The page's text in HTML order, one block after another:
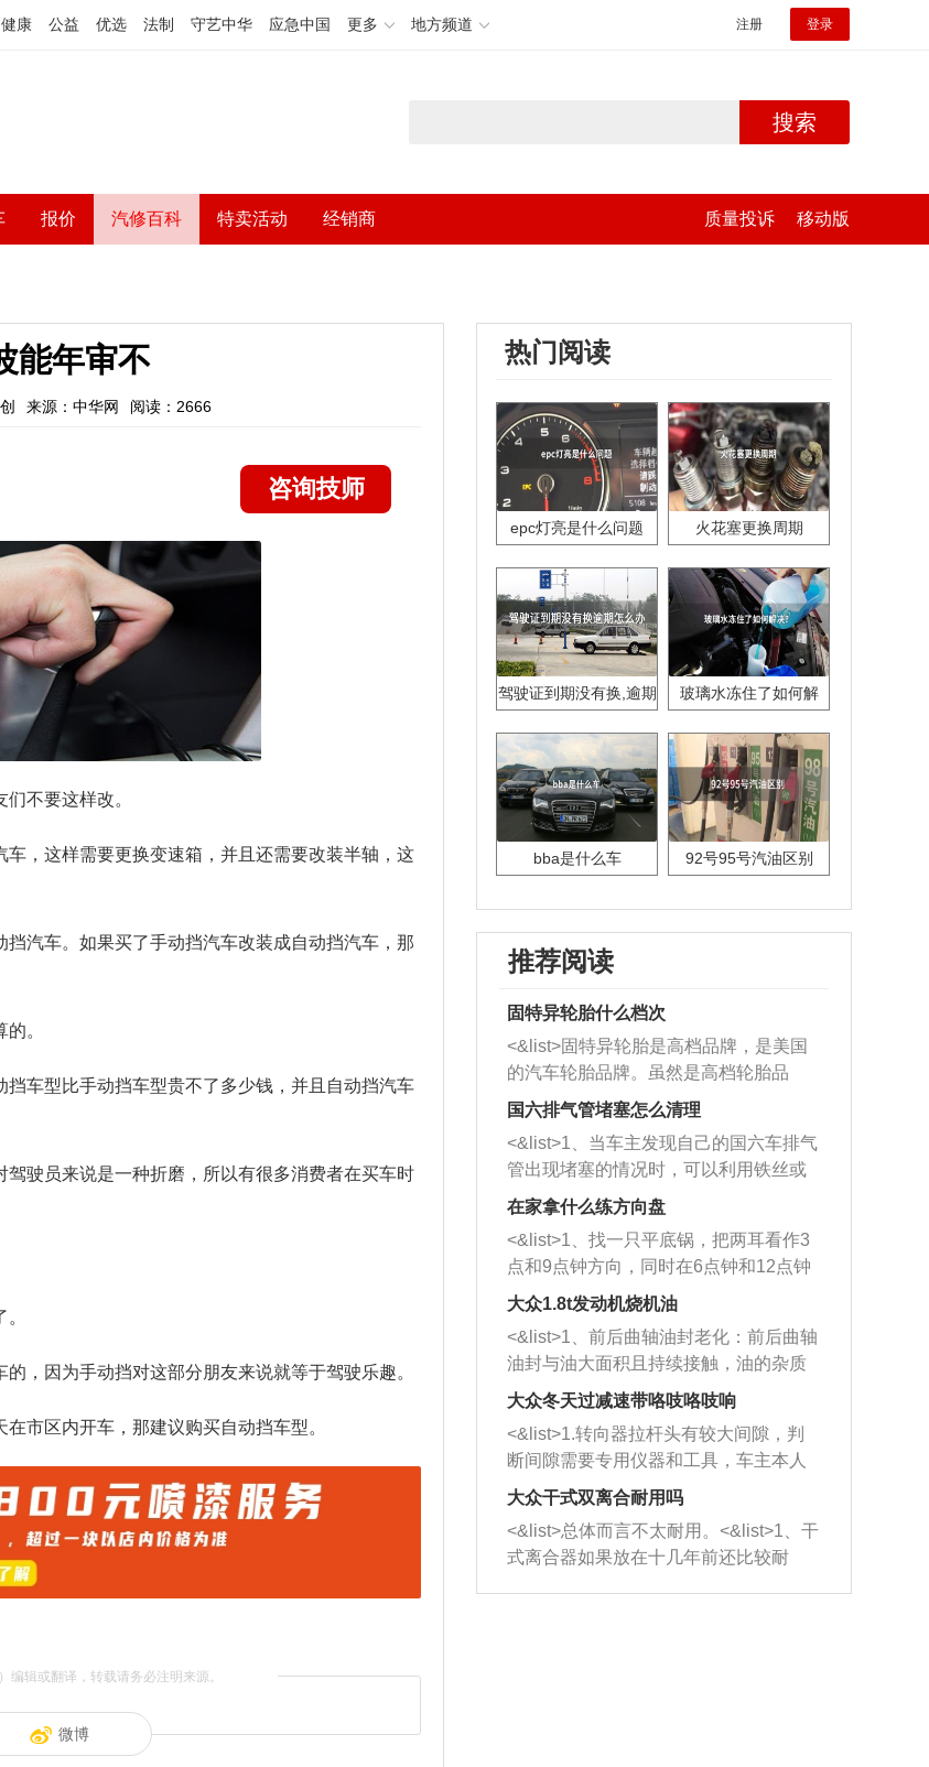
健康 公益 优选 法制 守艺中华 应急中国 更多 地方频道 注册 登录
搜索
报价 汽修百科 特卖活动 经销商 质量投诉 移动版
能年审不
来源：中华网 阅读：2666
咨询技师
不要这样改。
，这样需要更换变速箱，并且还需要改装半轴，这
汽车。如果买了手动挡汽车改装成自动挡汽车，那
。
车型比手动挡车型贵不了多少钱，并且自动挡汽车
驶员来说是一种折磨，所以有很多消费者在买车时
，因为手动挡对这部分朋友来说就等于驾驶乐趣。
市区内开车，那建议购买自动挡车型。
编辑或翻译，转载请务必注明来源。
微博
热门阅读
epc灯亮是什么问题 火花塞更换周期
驾驶证到期没有换,逾期
玻璃水冻住了如何解
bba是什么车 92号95号汽油区别
推荐阅读
固特异轮胎什么档次
<&list>固特异轮胎是高档品牌，是美国
的汽车轮胎品牌。虽然是高档轮胎品
牌，但是中高低端的轮胎都有生产，这
也是为了更好的开拓市场。
国六排气管堵塞怎么清理
<&list>1、当车主发现自己的国六车排气
管出现堵塞的情况时，可以利用铁丝或
者是细棍，直接将杂物给取出来，如果
堵塞情况比较严重，也可以采取应急措
施。 <&list>2、直接利用木棍将所有的
杂物推到排气管里面的位置处，然后将
三元催化器拆解开，就可以将堵塞的东
西取出来。但如果是因为积碳过多引起
的堵塞，就需要将三元催化器泡在草酸
洗剂对堵塞的情况得到解决，将清洗剂
放在燃油箱中，与燃油混合后，车辆启
动时，就可以和汽油一起进入到燃烧
室，最后形成废气排出，就可以让三元
催化器得到清洗，排气管堵塞的情况就
能够得到解决。
在家拿什么练方向盘
<&list>1、找一只平底锅，把两耳看作3
点和9点钟方向，同时在6点钟和12点钟
方向做一个标记。 <&list>2、双手握住
一圈半的练习，往右同样也要打相同的
圈数。 <&list>3、最后强调要反复练
习，这样就可以形成肌肉记忆，在真实
驾驶车辆时，不需要记忆也能打好方
向。
大众1.8t发动机烧机油
<&list>1、前后曲轴油封老化：前后曲轴
油封与油大面积且持续接触，油的杂质
和发动机内持续温度变化使其密封效果
逐渐减弱，导致渗油或漏油。<&list>2、
活塞间隙过大：积碳会使活塞环与缸体
的间隙扩大，导致机油流入燃烧室中，
造成烧机油。<&list>3、机油粘度。使用
机油粘度过小的话，同样会有烧机油现
象，机油粘度过小具有很好的流动性，
大众冬天过减速带咯吱咯吱响
<&list>1.转向器拉杆头有较大间隙，判
断间隙需要专用仪器和工具，车主本人
无法制作，需要将车辆送到修理厂或4s
店；<&list>2.车辆半轴套管防尘罩破
裂，破裂后会出现漏油现象，使半轴磨
损严重，磨损的半轴容易损坏，产生异
响；<&list>3.稳定器的转向胶套和球头
大众干式双离合耐用吗
<&list>总体而言不太耐用。<&list>1、干
式离合器如果放在十几年前还比较耐